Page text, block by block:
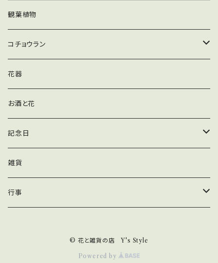
観葉植物
コチョウラン
胡蝶蘭_白
花器
お酒と花
記念日
誕生日
結婚記念日
雑貨
行事
© 花と雑貨の店 Y's Style
Powered by